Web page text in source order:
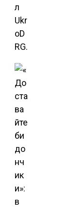
л
Ukr
oD
RG.